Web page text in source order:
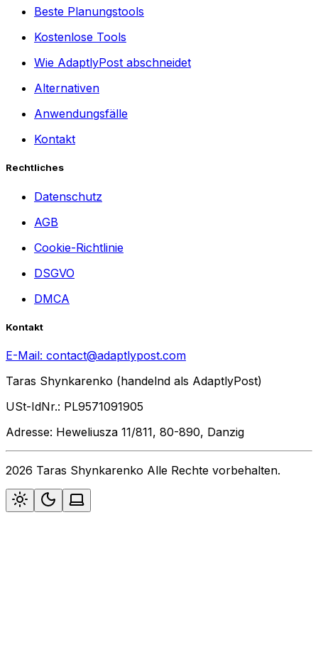
Beste Planungstools
Kostenlose Tools
Wie AdaptlyPost abschneidet
Alternativen
Anwendungsfälle
Kontakt
Rechtliches
Datenschutz
AGB
Cookie-Richtlinie
DSGVO
DMCA
Kontakt
E-Mail: contact@adaptlypost.com
Taras Shynkarenko (handelnd als AdaptlyPost)
USt-IdNr.: PL9571091905
Adresse: Heweliusza 11/811, 80-890, Danzig
2026 Taras Shynkarenko Alle Rechte vorbehalten.